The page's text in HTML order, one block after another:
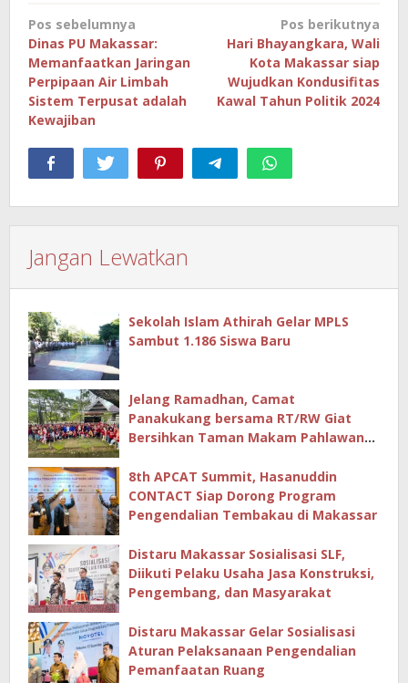
Navigasi
pos
Pos sebelumnya
Dinas PU Makassar:
Memanfaatkan Jaringan
Perpipaan Air Limbah
Sistem Terpusat adalah
Kewajiban
Pos berikutnya
Hari Bhayangkara, Wali
Kota Makassar siap
Wujudkan Kondusifitas
Kawal Tahun Politik 2024
Jangan Lewatkan
Sekolah Islam Athirah Gelar MPLS
Sambut 1.186 Siswa Baru
Jelang Ramadhan, Camat
Panakukang bersama RT/RW Giat
Bersihkan Taman Makam Pahlawan
8th APCAT Summit, Hasanuddin
CONTACT Siap Dorong Program
Pengendalian Tembakau di Makassar
Distaru Makassar Sosialisasi SLF,
Diikuti Pelaku Usaha Jasa Konstruksi,
Pengembang, dan Masyarakat
Distaru Makassar Gelar Sosialisasi
Aturan Pelaksanaan Pengendalian
Pemanfaatan Ruang